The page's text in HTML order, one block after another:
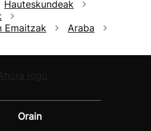
Hauteskundeak
Emaitzak
Araba
Orain